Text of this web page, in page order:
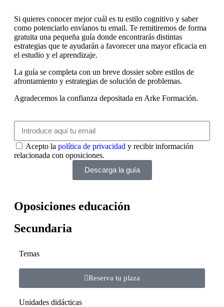
Si quieres conocer mejor cuál es tu estilo cognitivo y saber
como potenciarlo envíanos tu email. Te remitiremos de forma
gratuita una pequeña guía donde encontrarás distintas
estrategias que te ayudarán a favorecer una mayor eficacia en
el estudio y el aprendizaje.
La guía se completa con un breve dossier sobre estilos de
afrontamiento y estrategias de solución de problemas.
Agradecemos la confianza depositada en Arke Formación.
Acepto la política de privacidad y recibir información
relacionada con oposiciones.
Descarga la guía
Oposiciones educación
Secundaria
Temas
Reserva tu plaza
Unidades didácticas